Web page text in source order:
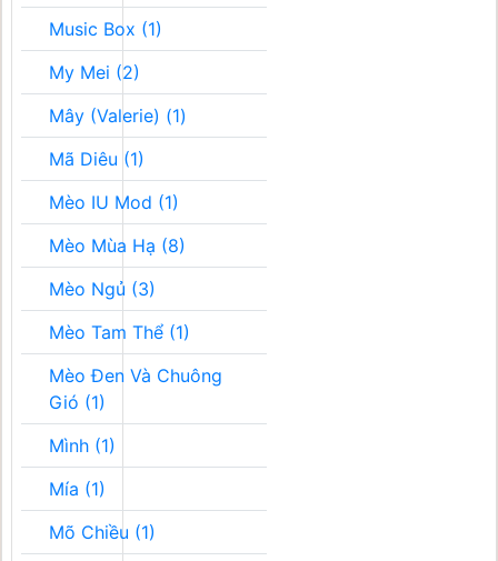
Music Box (1)
My Mei (2)
Mây (Valerie) (1)
Mã Diêu (1)
Mèo IU Mod (1)
Mèo Mùa Hạ (8)
Mèo Ngủ (3)
Mèo Tam Thể (1)
Mèo Đen Và Chuông
Gió (1)
Mình (1)
Mía (1)
Mõ Chiều (1)